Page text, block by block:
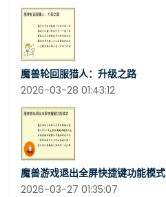
魔兽轮回服猎人：升级之路
2026-03-28 01:43:12
魔兽游戏退出全屏快捷键功能模式
2026-03-27 01:35:07